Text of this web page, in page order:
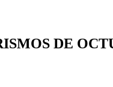
DE